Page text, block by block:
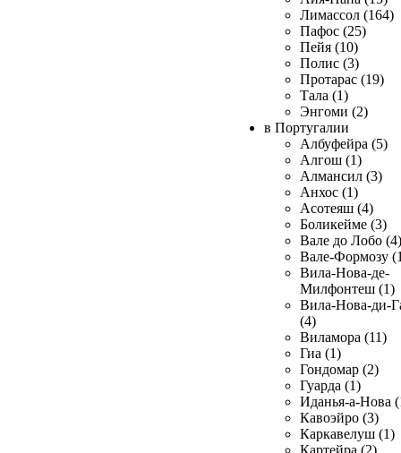
Лимассол (164)
Пафос (25)
Пейя (10)
Полис (3)
Протарас (19)
Тала (1)
Энгоми (2)
в Португалии
Албуфейра (5)
Алгош (1)
Алмансил (3)
Анхос (1)
Асотеяш (4)
Боликейме (3)
Вале до Лобо (4)
Вале-Формозу
Вила-Нова-де-
Милфонтеш (1)
Вила-Нова-ди-
(4)
Виламора (11)
Гиа (1)
Гондомар (2)
Гуарда (1)
Иданья-а-Нова
Кавоэйро (3)
Каркавелуш (1)
Картейра (2)